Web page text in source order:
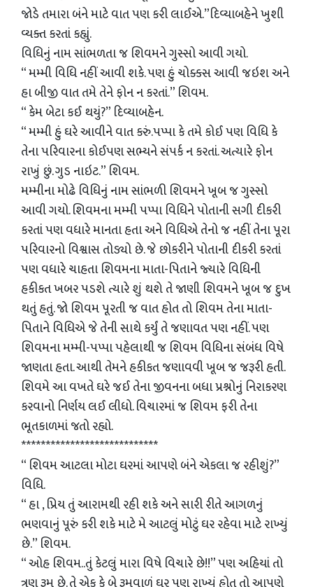
જોડે તમારા બંને માટે વાત પણ કરી લાઈએ.”દિવ્યાબહેને ખુશી
વ્યક્ત કરતાં કહ્યું.
વિધિનું નામ સાંભળતા જ શિવમને ગુસ્સો આવી ગયો.
“ મમ્મી વિધિ નહીં આવી શકે. પણ હું ચોક્કસ આવી જઇશ અને
હા બીજી વાત તમે તેને ફોન ન કરતાં.” શિવમ.
“ કેમ બેટા કઈ થયું?” દિવ્યાબહેન.
“ મમ્મી હું ઘરે આવીને વાત કરું.પપ્પા કે તમે કોઈ પણ વિધિ કે
તેના પરિવારના કોઈપણ સભ્યને સંપર્ક ન કરતાં. અત્યારે ફોન
રાખું છું. ગુડ નાઇટ.” શિવમ.
મમ્મીના મોઢે વિધિનું નામ સાંભળી શિવમને ખૂબ જ ગુસ્સો
આવી ગયો. શિવમના મમ્મી પપ્પા વિધિને પોતાની સગી દીકરી
કરતાં પણ વધારે માનતા હતા અને વિધિએ તેનો જ નહીં તેના પૂરા
પરિવારનો વિશ્વાસ તોડ્યો છે. જે છોકરીને પોતાની દીકરી કરતાં
પણ વધારે ચાહતા શિવમના માતા-પિતાને જ્યારે વિધિની
હકીકત ખબર પડશે ત્યારે શું થશે તે જાણી શિવમને ખૂબ જ દુખ
થતું હતું. જો શિવમ પૂરતી જ વાત હોત તો શિવમ તેના માતા-
પિતાને વિધિએ જે તેની સાથે કર્યું તે જણાવત પણ નહીં. પણ
શિવમના મમ્મી-પપ્પા પહેલાથી જ શિવમ વિધિના સંબંધ વિષે
જાણતા હતા. આથી તેમને હકીકત જણાવવી ખૂબ જ જરૂરી હતી.
શિવમે આ વખતે ઘરે જઈ તેના જીવનના બધા પ્રશ્નોનું નિરાકરણ
કરવાનો નિર્ણય લઈ લીધો. વિચારમાં જ શિવમ ફરી તેના
ભૂતકાળમાં જતો રહ્યો.
****************************
“ શિવમ આટલા મોટા ઘરમાં આપણે બંને એકલા જ રહીશું?”
વિધિ.
“ હા , પ્રિય તું આરામથી રહી શકે અને સારી રીતે આગળનું
ભણવાનું પૂરું કરી શકે માટે મે આટલું મોટું ઘર રહેવા માટે રાખ્યું
છે.” શિવમ.
“ ઓહ શિવમ..તું કેટલું મારા વિષે વિચારે છે!!” પણ અહિયાં તો